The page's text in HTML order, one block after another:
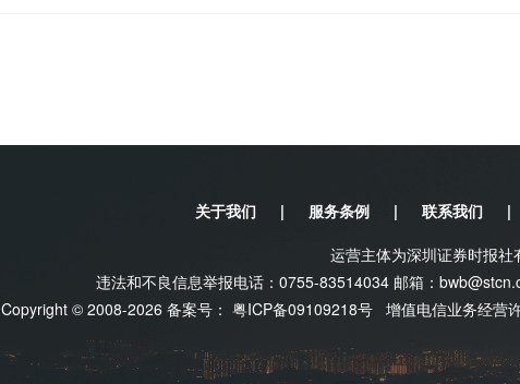
关于我们 | 服务条例 | 联系我们 |
运营主体为深圳证券时报社
违法和不良信息举报电话：0755-83514034 邮箱：
Copyright © 2008-2026 备案号： 粤ICP备09109218号 增值电信业务经营